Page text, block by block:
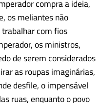
compra a ideia,
os meliantes não
com fios
os ministros,
de serem considerados
as roupas imaginárias,
desfile, o impensável
ruas, enquanto o povo